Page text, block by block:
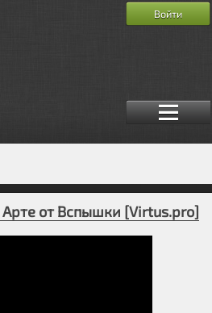
Войти
Арте от Вспышки [Virtus.pro]